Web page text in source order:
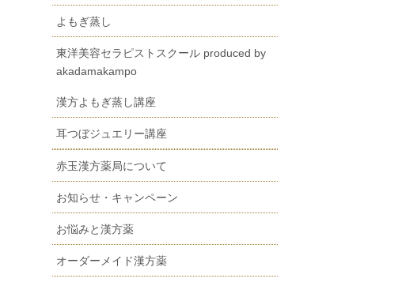
よもぎ蒸し
東洋美容セラピストスクール produced by
akadamakampo
漢方よもぎ蒸し講座
耳つぼジュエリー講座
赤玉漢方薬局について
お知らせ・キャンペーン
お悩みと漢方薬
オーダーメイド漢方薬